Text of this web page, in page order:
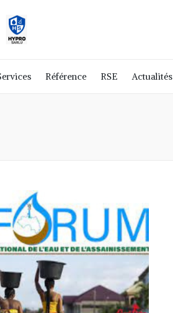
Référence RSE Actualités